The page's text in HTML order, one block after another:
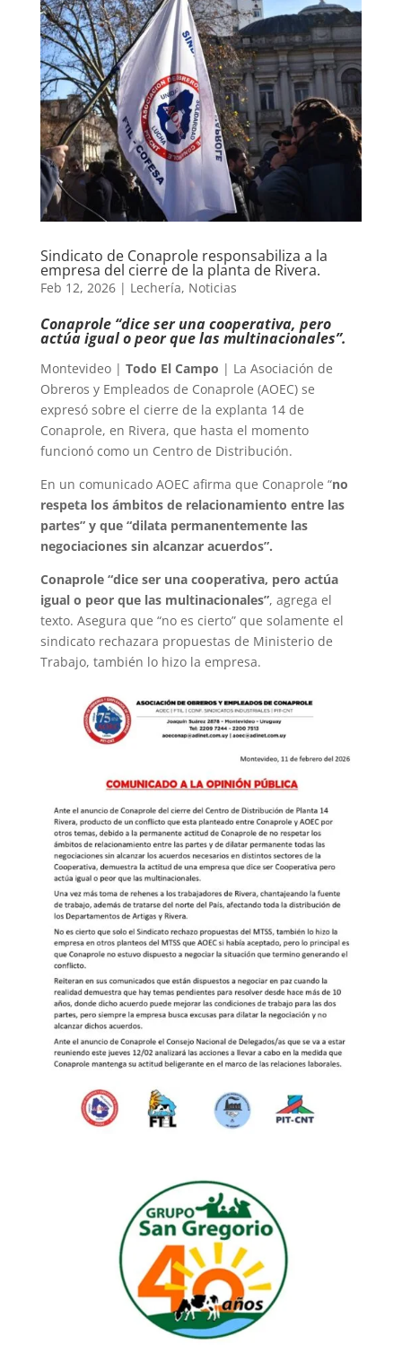
Sindicato de Conaprole responsabiliza a la
empresa del cierre de la planta de Rivera.
Feb 12, 2026| Lechería, Noticias
Conaprole “dice ser una cooperativa, pero
actúa igual o peor que las multinacionales”.
Montevideo | Todo El Campo | La Asociación de
Obreros y Empleados de Conaprole (AOEC) se
expresó sobre el cierre de la explanta 14 de
Conaprole, en Rivera, que hasta el momento
funcionó como un Centro de Distribución.
En un comunicado AOEC afirma que Conaprole “no
respeta los ámbitos de relacionamiento entre las
partes” y que “dilata permanentemente las
negociaciones sin alcanzar acuerdos”.
Conaprole “dice ser una cooperativa, pero actúa
igual o peor que las multinacionales”, agrega el
texto. Asegura que “no es cierto” que solamente el
sindicato rechazara propuestas de Ministerio de
Trabajo, también lo hizo la empresa.